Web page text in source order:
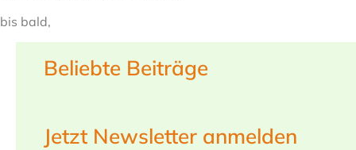
bis bald,
Beliebte Beiträge
Jetzt Newsletter anmelden